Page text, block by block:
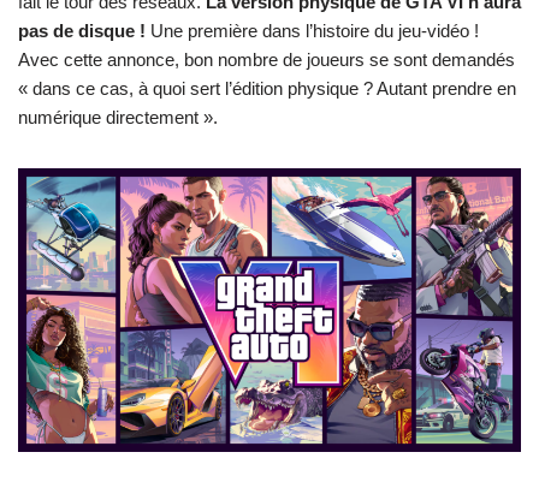
pas de disque ! Une première dans l’histoire du jeu-vidéo !
Avec cette annonce, bon nombre de joueurs se sont demandés
« dans ce cas, à quoi sert l’édition physique ? Autant prendre en
numérique directement ».